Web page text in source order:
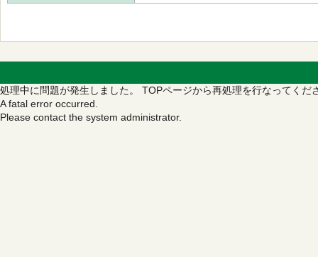
処理中に問題が発生しました。 TOPページから再処理を行なってくだ
A fatal error occurred.
Please contact the system administrator.